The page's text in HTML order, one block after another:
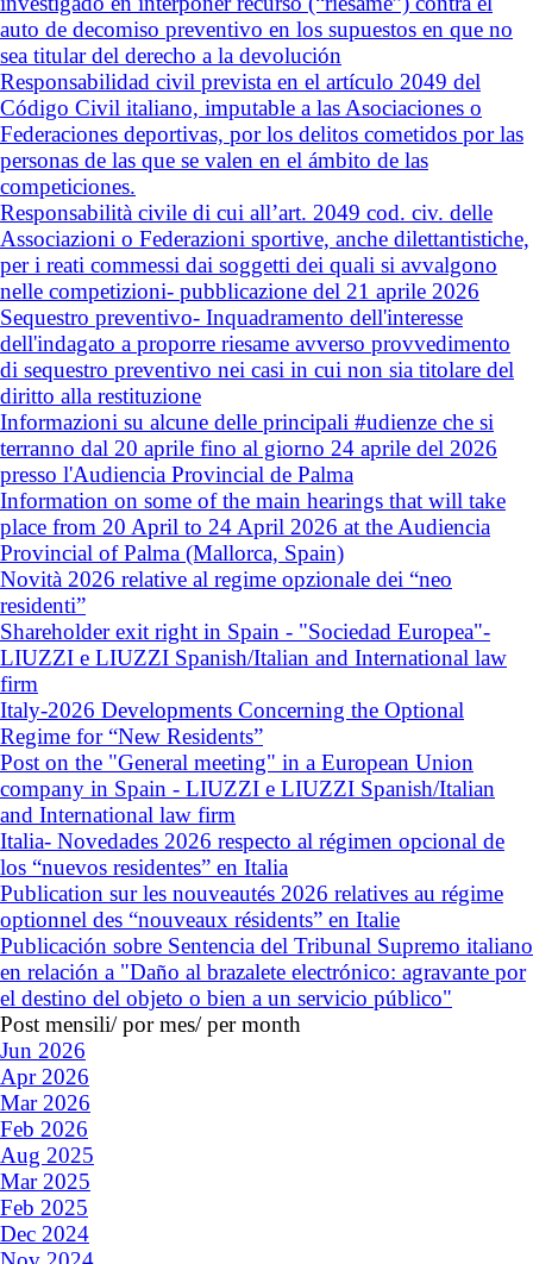
auto de decomiso preventivo en los supuestos en que no
sea titular del derecho a la devolución
Responsabilidad civil prevista en el artículo 2049 del
Código Civil italiano, imputable a las Asociaciones o
Federaciones deportivas, por los delitos cometidos por las
personas de las que se valen en el ámbito de las
competiciones.
Responsabilità civile di cui all’art. 2049 cod. civ. delle
Associazioni o Federazioni sportive, anche dilettantistiche,
per i reati commessi dai soggetti dei quali si avvalgono
nelle competizioni- pubblicazione del 21 aprile 2026
Sequestro preventivo- Inquadramento dell'interesse
dell'indagato a proporre riesame avverso provvedimento
di sequestro preventivo nei casi in cui non sia titolare del
diritto alla restituzione
Informazioni su alcune delle principali #udienze che si
terranno dal 20 aprile fino al giorno 24 aprile del 2026
presso l'Audiencia Provincial de Palma
Information on some of the main hearings that will take
place from 20 April to 24 April 2026 at the Audiencia
Provincial of Palma (Mallorca, Spain)
Novità 2026 relative al regime opzionale dei “neo
residenti”
Shareholder exit right in Spain - "Sociedad Europea"-
LIUZZI e LIUZZI Spanish/Italian and International law
firm
Italy-2026 Developments Concerning the Optional
Regime for “New Residents”
Post on the "General meeting" in a European Union
company in Spain - LIUZZI e LIUZZI Spanish/Italian
and International law firm
Italia- Novedades 2026 respecto al régimen opcional de
los “nuevos residentes” en Italia
Publication sur les nouveautés 2026 relatives au régime
optionnel des “nouveaux résidents” en Italie
Publicación sobre Sentencia del Tribunal Supremo italiano
en relación a "Daño al brazalete electrónico: agravante por
el destino del objeto o bien a un servicio público"
Post mensili/ por mes/ per month
Jun 2026
Apr 2026
Mar 2026
Feb 2026
Aug 2025
Mar 2025
Feb 2025
Dec 2024